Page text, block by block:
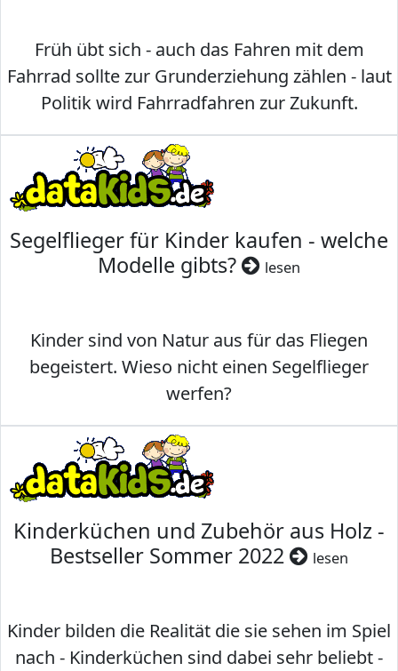
Früh übt sich - auch das Fahren mit dem
Fahrrad sollte zur Grunderziehung zählen - laut
Politik wird Fahrradfahren zur Zukunft.
Segelflieger für Kinder kaufen - welche
Modelle gibts?
lesen
Kinder sind von Natur aus für das Fliegen
begeistert. Wieso nicht einen Segelflieger
werfen?
Kinderküchen und Zubehör aus Holz -
Bestseller Sommer 2022
lesen
Kinder bilden die Realität die sie sehen im Spiel
nach - Kinderküchen sind dabei sehr beliebt -